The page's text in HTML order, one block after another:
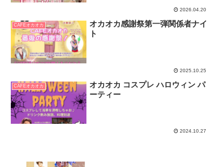
ント）・飯島アツシ（アーティスト）🌙
2026.04.20
CAFEオカオカ
オカオカ感謝祭第一弾関係者ナイ
ト
2025.10.25
CAFEオカオカ
オカオカ コスプレ ハロウィン パ
ーティー
2024.10.27